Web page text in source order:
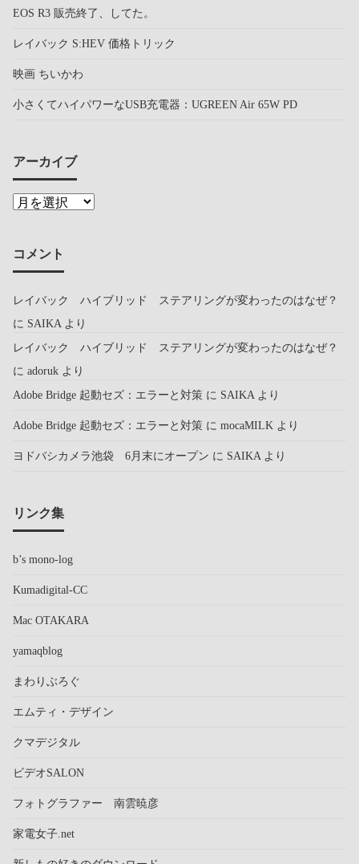
EOS R3 販売終了、してた。
レイバック S:HEV 価格トリック
映画 ちいかわ
小さくてハイパワーなUSB充電器：UGREEN Air 65W PD
アーカイブ
コメント
レイバック ハイブリッド ステアリングが変わったのはなぜ？
に SAIKA より
レイバック ハイブリッド ステアリングが変わったのはなぜ？
に adoruk より
Adobe Bridge 起動セズ：エラーと対策 に SAIKA より
Adobe Bridge 起動セズ：エラーと対策 に mocaMILK より
ヨドバシカメラ池袋 6月末にオープン に SAIKA より
リンク集
b’s mono-log
Kumadigital-CC
Mac OTAKARA
yamaqblog
まわりぶろぐ
エムティ・デザイン
クマデジタル
ビデオSALON
フォトグラファー 南雲暁彦
家電女子.net